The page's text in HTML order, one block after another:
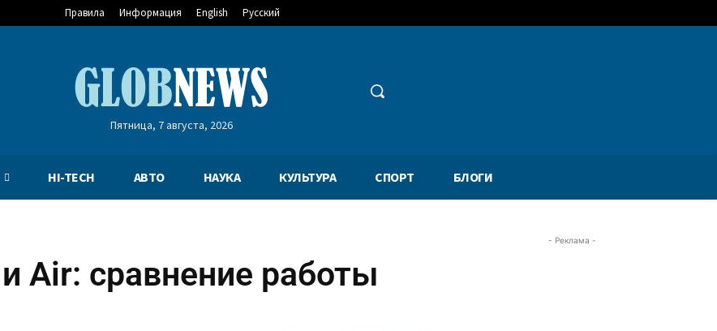
Правила Информация English Русский
Пятница, 7 августа, 2026
HI-TECH АВТО НАУКА КУЛЬТУРА СПОРТ БЛОГИ
Air: сравнение работы
- Реклама -